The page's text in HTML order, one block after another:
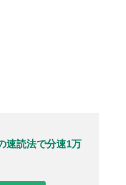
速読法で分速1万